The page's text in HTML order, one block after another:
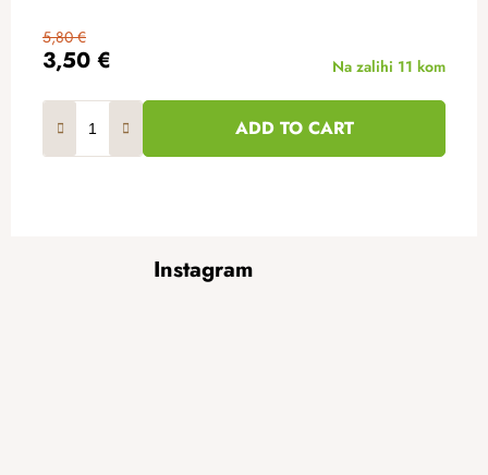
3,50 €
5,80 €
Na zalihi 11 kom
ADD TO CART
Instagram